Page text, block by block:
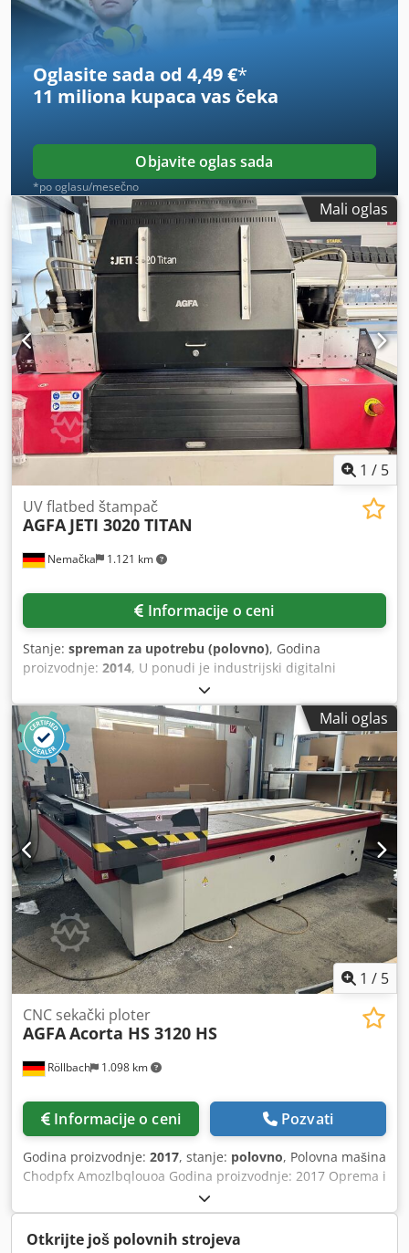
Oglasite sada od 4,49 €*
11 miliona kupaca vas čeka
Objavite oglas sada
*po oglasu/mesečno
Mali oglas
1 / 5
Nemačka 1.121 km
UV flatbed štampač
AGFA JETI 3020 TITAN
Informacije o ceni
Stanje: spreman za upotrebu (polovno), Godina
proizvodnje: 2014, U ponudi je industrijski digitalni
štampač za velike formate. Maksimalna površina za
štampu: 3020mm x 2020mm, potreban pritisak
komprimovanog vazduha: 7-10bar (100-150PSI), otpornost
na kratki spoj: 10kA, upravljanje: PLC. Opremljen UV
sistemom za očvršćavanje, vakuumskim stolom. Težina: oko
3750kg, ukupne dimenzije X/Y/Z: oko
5950mm/2900mm/1550mm. Pregled moguć po dogovoru.
Chedezcfibepfx Amuja
Mali oglas
1 / 5
Röllbach 1.098 km
CNC sekački ploter
AGFAAcorta HS 3120 HS
Informacije o ceni Pozvati
Godina proizvodnje: 2017, stanje: polovno, Polovna mašina
Chodpfx Amozlbqlouoa Godina proizvodnje: 2017 Oprema i
tehnički podaci: automatski rezač sa usisnim sektorima na
radnoj površini automatski sto za sečenje sa automatskim
prepoznavanjem otisaka i referentnih tačaka radna
Otkrijte još polovnih strojeva